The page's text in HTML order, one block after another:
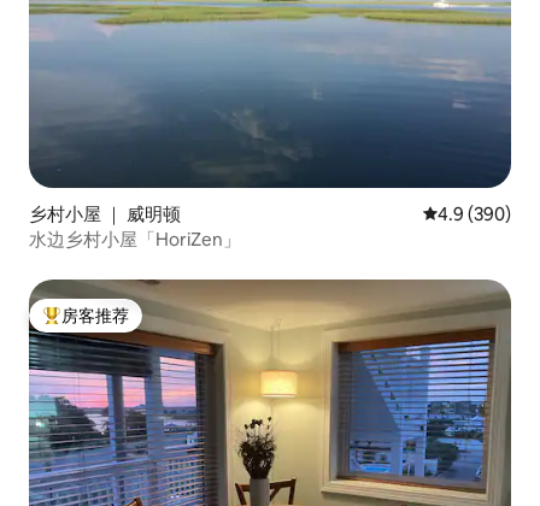
乡村小屋 ｜ 威明顿 平均评分 4.9
4.9 (390)
水边乡村小屋「HoriZen」
热门「房客推荐」
房客推荐